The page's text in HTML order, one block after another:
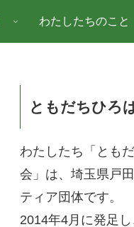
わたしたちのこと
ともだちひろ
わたしたち「とも
会」は、埼玉県戸
ティア団体です。
2014年4月に発足